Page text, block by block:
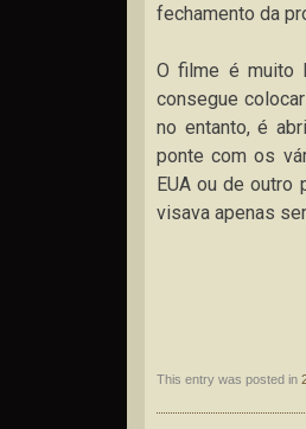
fechamento da
O filme é muito
consegue
no entanto, é
ponte com os
EUA ou de outro
visava apenas
This entry was posted in